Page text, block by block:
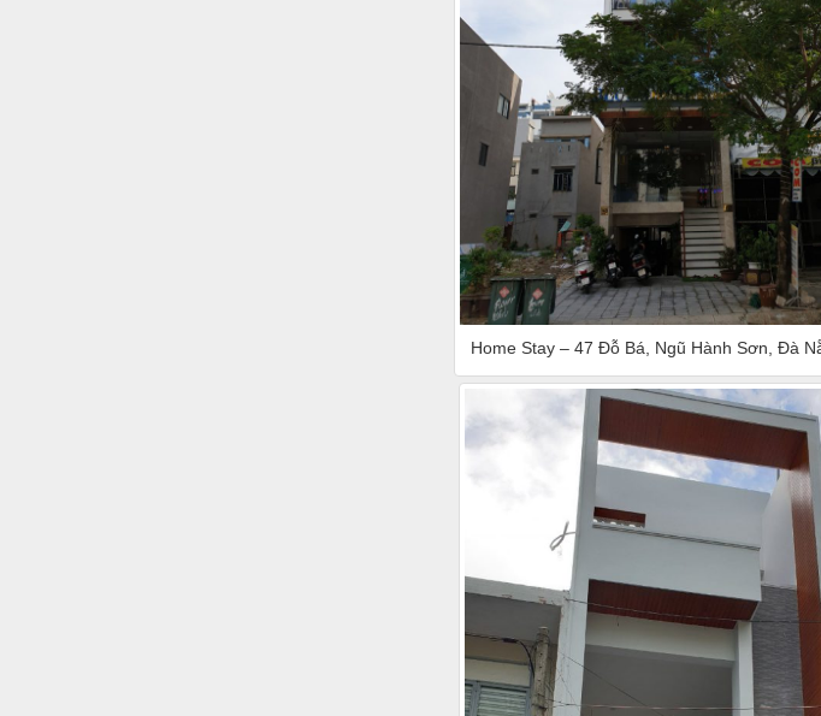
Home Stay – 47 Đỗ Bá, Ngũ Hành Sơn, Đà